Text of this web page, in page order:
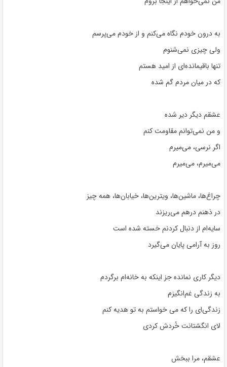
به درون خودم نگاه می‌کنم و از خودم می‌پرسم
ولی چیزی نمی‌شنوم
تنها باقیمانده‌ای از امید هستم
که در میان مردم گم شده
عشقم دیگر دیر شده
و من نمی‌توانم مقاومت کنم
اگر نرسی، می‌میرم
می‌میرم، می‌میرم
چراغ‌ها، ماشین‌ها، ویترین‌ها، خیابان‌ها، همه چیز
در ذهنم درهم می‌ریزند
سایه‌ام از دنبال کردنم خسته شده است
روز به آرامی پایان می‌گیرد
دیگر کاری نمانده جز اینکه به خانه‌ام برگردم
به زندگی غم‌انگیزم
زندگی‌ای را که می خواستم به تو هدیه کنم
لای انگشتانت خُردش کردی
عشقم، مرا ببخش